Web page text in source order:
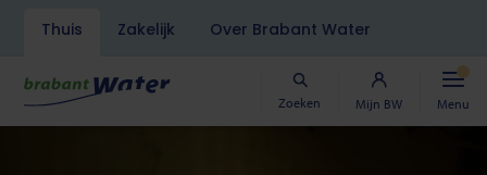
Overslaan
naar
de
Thuis Zakelijk Over Brabant Water
Zoeken Mijn BW Menu